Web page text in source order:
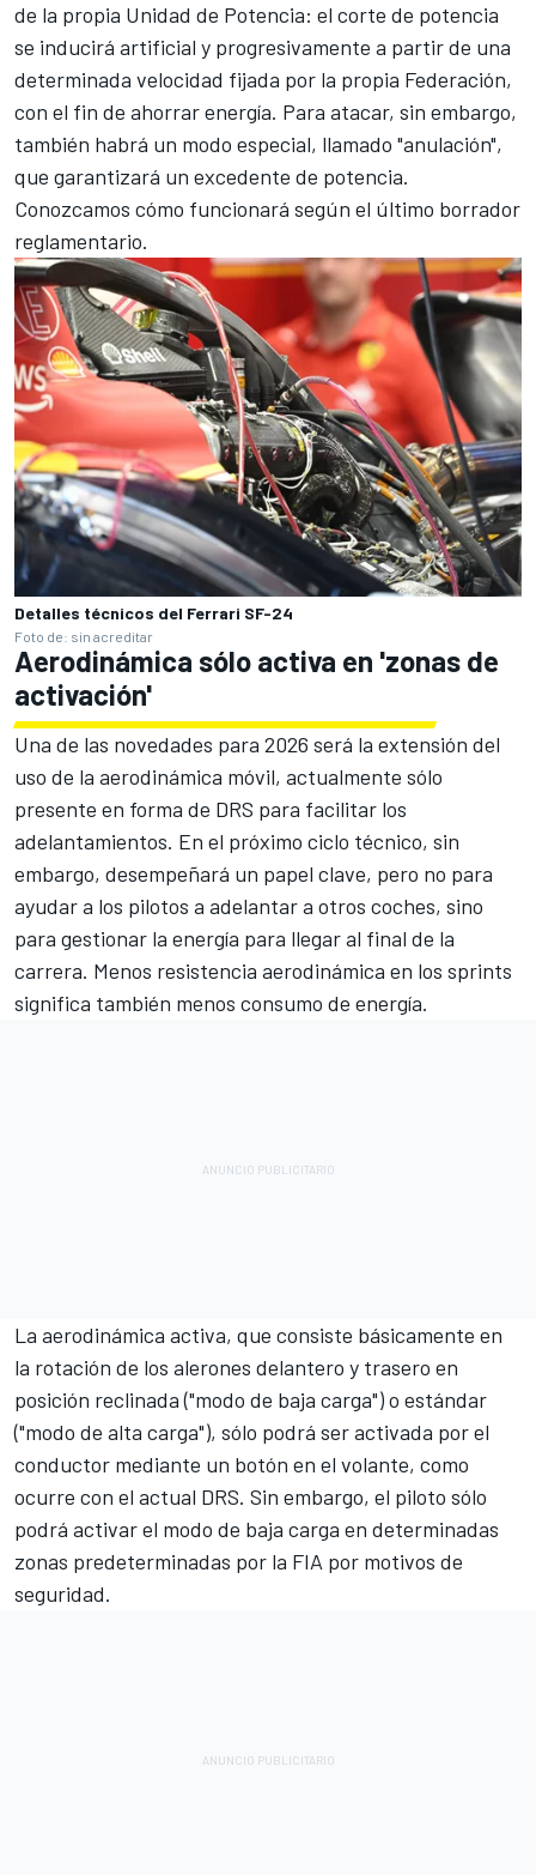
de la propia Unidad de Potencia: el corte de potencia
se inducirá artificial y progresivamente a partir de una
determinada velocidad fijada por la propia Federación,
con el fin de ahorrar energía. Para atacar, sin embargo,
también habrá un modo especial, llamado "anulación",
que garantizará un excedente de potencia.
Conozcamos cómo funcionará según el último borrador
reglamentario.
Detalles técnicos del Ferrari SF-24
Foto de: sin acreditar
Aerodinámica sólo activa en 'zonas de
activación'
Una de las novedades para 2026 será la extensión del
uso de la aerodinámica móvil, actualmente sólo
presente en forma de DRS para facilitar los
adelantamientos. En el próximo ciclo técnico, sin
embargo, desempeñará un papel clave, pero no para
ayudar a los pilotos a adelantar a otros coches, sino
para gestionar la energía para llegar al final de la
carrera. Menos resistencia aerodinámica en los sprints
significa también menos consumo de energía.
La aerodinámica activa, que consiste básicamente en
la rotación de los alerones delantero y trasero en
posición reclinada ("modo de baja carga") o estándar
("modo de alta carga"), sólo podrá ser activada por el
conductor mediante un botón en el volante, como
ocurre con el actual DRS. Sin embargo, el piloto sólo
podrá activar el modo de baja carga en determinadas
zonas predeterminadas por la FIA por motivos de
seguridad.